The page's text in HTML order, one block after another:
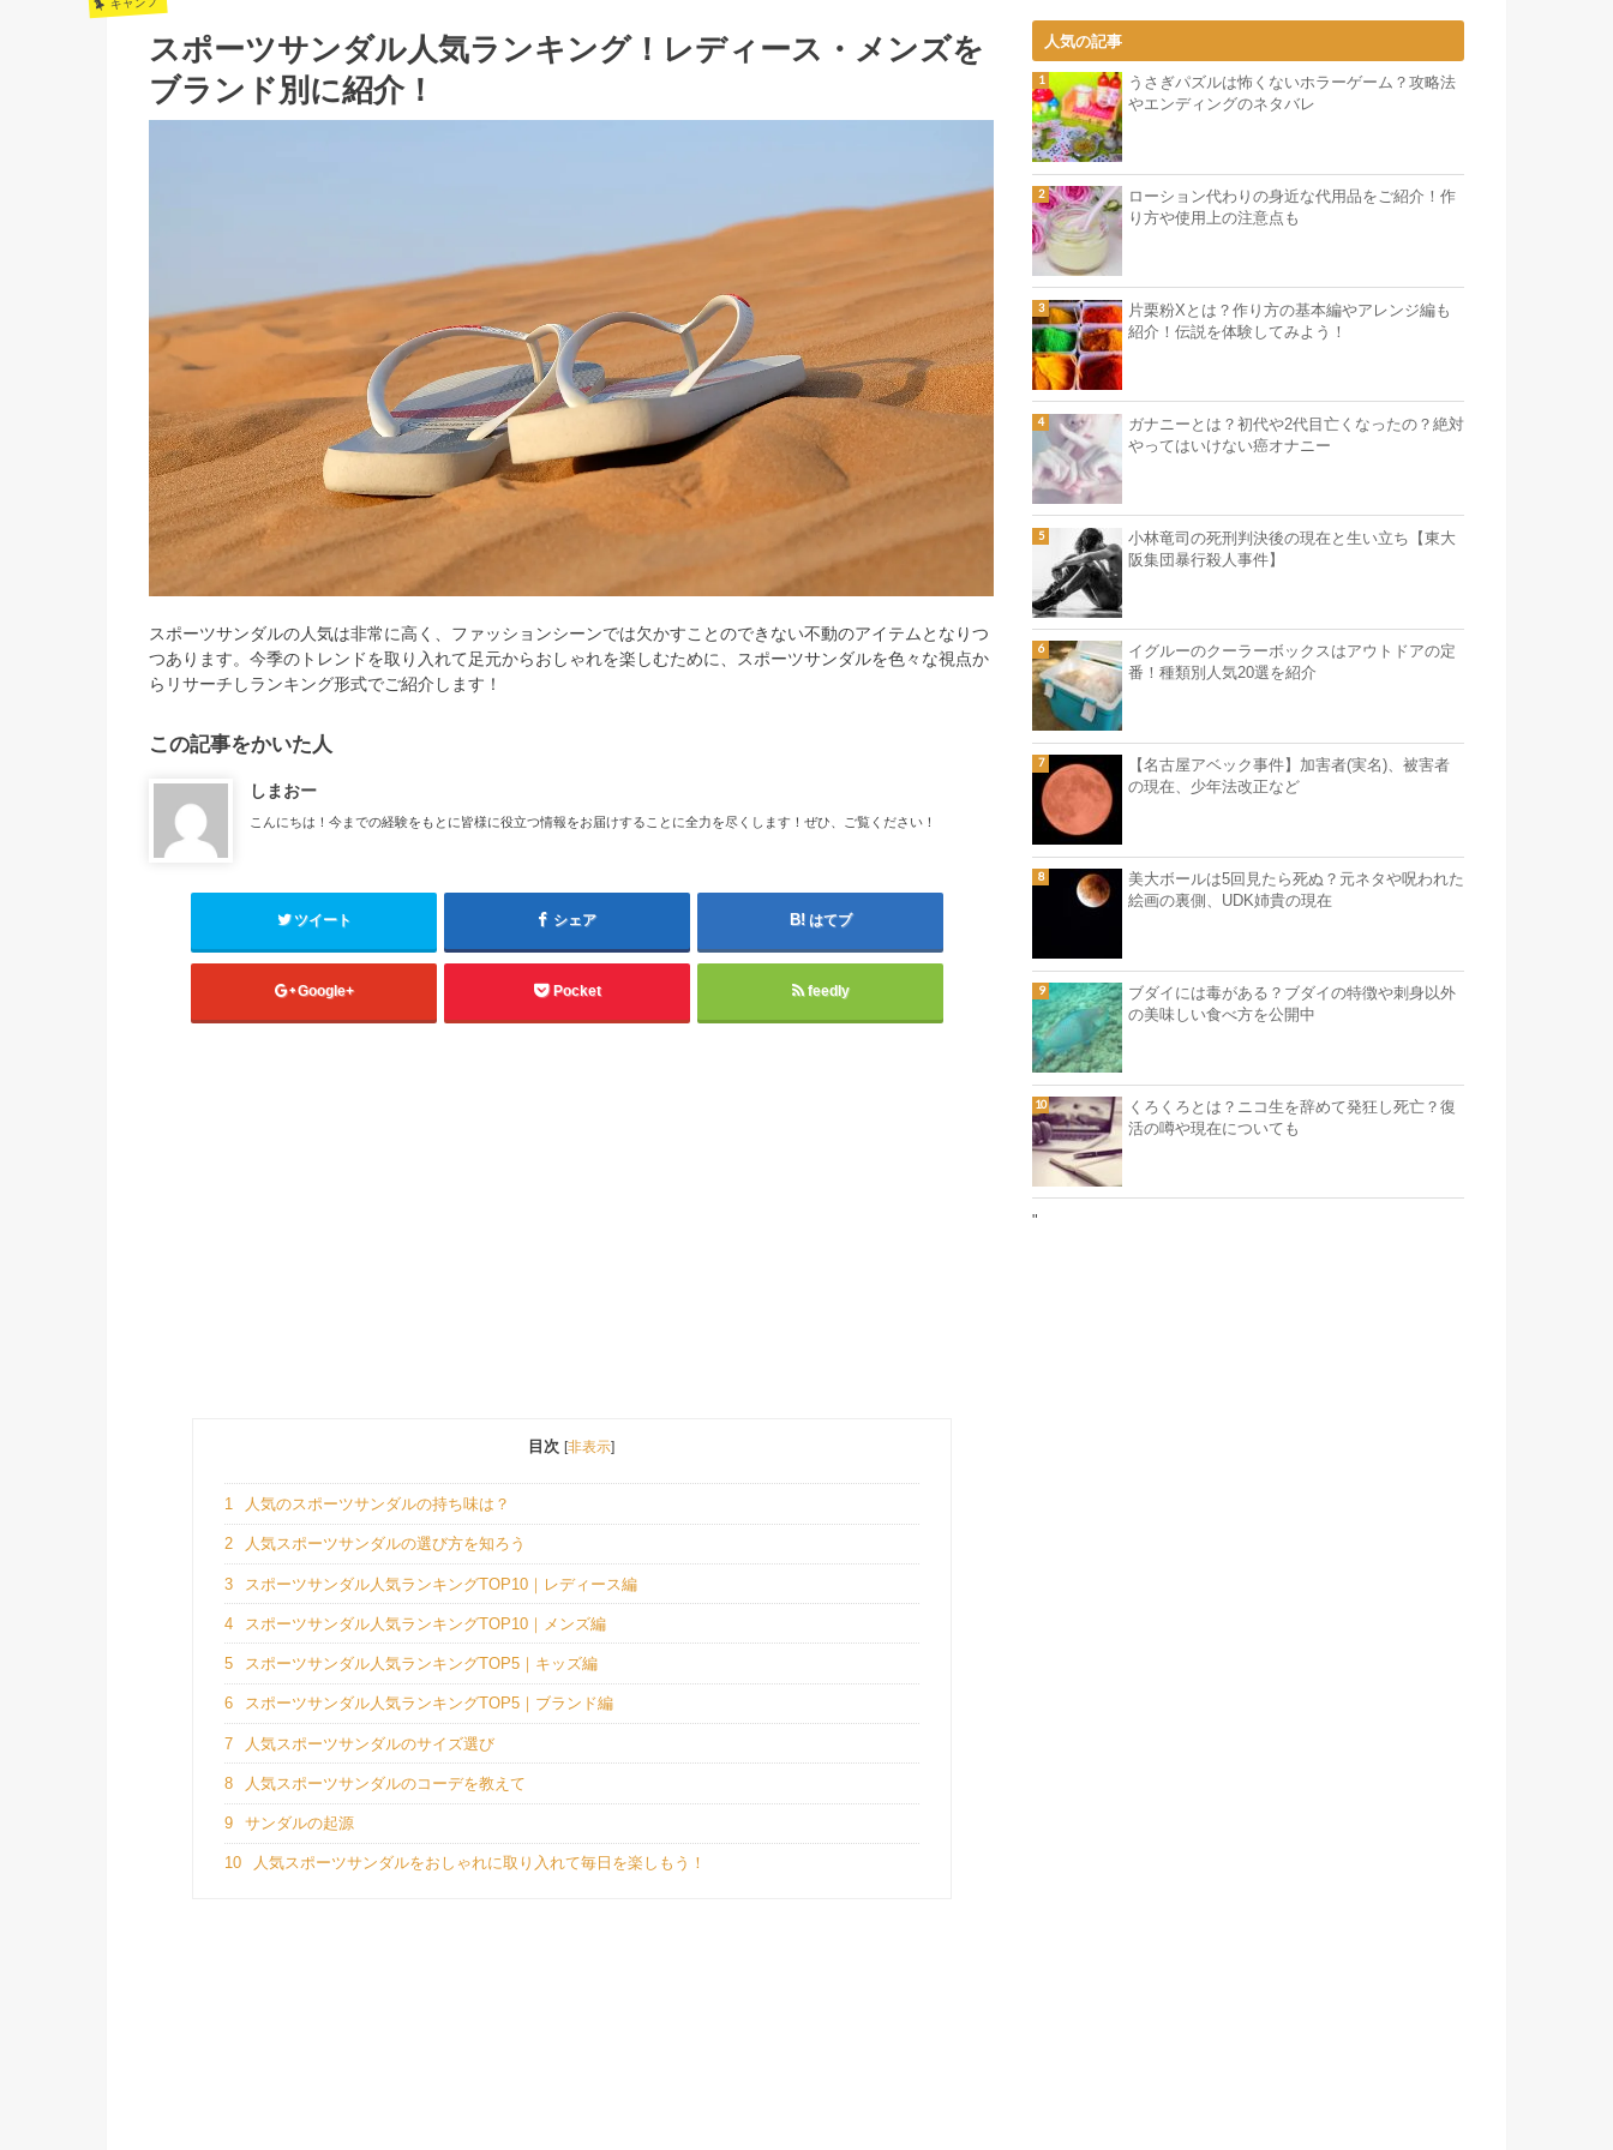
スポーツサンダル人気ランキング！レディース・メンズを
ブランド別に紹介！
スポーツサンダルの人気は非常に高く、ファッションシーンでは欠かすことのできない不動のアイテムとなりつ
つあります。今季のトレンドを取り入れて足元からおしゃれを楽しむために、スポーツサンダルを色々な視点か
らリサーチしランキング形式でご紹介します！
この記事をかいた人
しまおー
こんにちは！今までの経験をもとに皆様に役立つ情報をお届けすることに全力を尽くします！ぜひ、ご覧ください！
ツイート シェア はてブ
Google+ Pocket feedly
目次 [非表示]
1 人気のスポーツサンダルの持ち味は？
2 人気スポーツサンダルの選び方を知ろう
3 スポーツサンダル人気ランキングTOP10｜レディース編
4 スポーツサンダル人気ランキングTOP10｜メンズ編
5 スポーツサンダル人気ランキングTOP5｜キッズ編
6 スポーツサンダル人気ランキングTOP5｜ブランド編
7 人気スポーツサンダルのサイズ選び
8 人気スポーツサンダルのコーデを教えて
9 サンダルの起源
10 人気スポーツサンダルをおしゃれに取り入れて毎日を楽しもう！
人気の記事
うさぎパズルは怖くないホラーゲーム？攻略法
やエンディングのネタバレ
ローション代わりの身近な代用品をご紹介！作
り方や使用上の注意点も
片栗粉Xとは？作り方の基本編やアレンジ編も
紹介！伝説を体験してみよう！
ガナニーとは？初代や2代目亡くなったの？絶対
やってはいけない癌オナニー
小林竜司の死刑判決後の現在と生い立ち【東大
阪集団暴行殺人事件】
イグルーのクーラーボックスはアウトドアの定
番！種類別人気20選を紹介
【名古屋アベック事件】加害者(実名)、被害者
の現在、少年法改正など
美大ボールは5回見たら死ぬ？元ネタや呪われた
絵画の裏側、UDK姉貴の現在
ブダイには毒がある？ブダイの特徴や刺身以外
の美味しい食べ方を公開中
くろくろとは？ニコ生を辞めて発狂し死亡？復
活の噂や現在についても
"